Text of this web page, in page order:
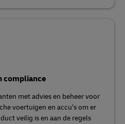
compliance
met advies en beheer voor
voertuigen en accu’s om er
veilig is en aan de regels